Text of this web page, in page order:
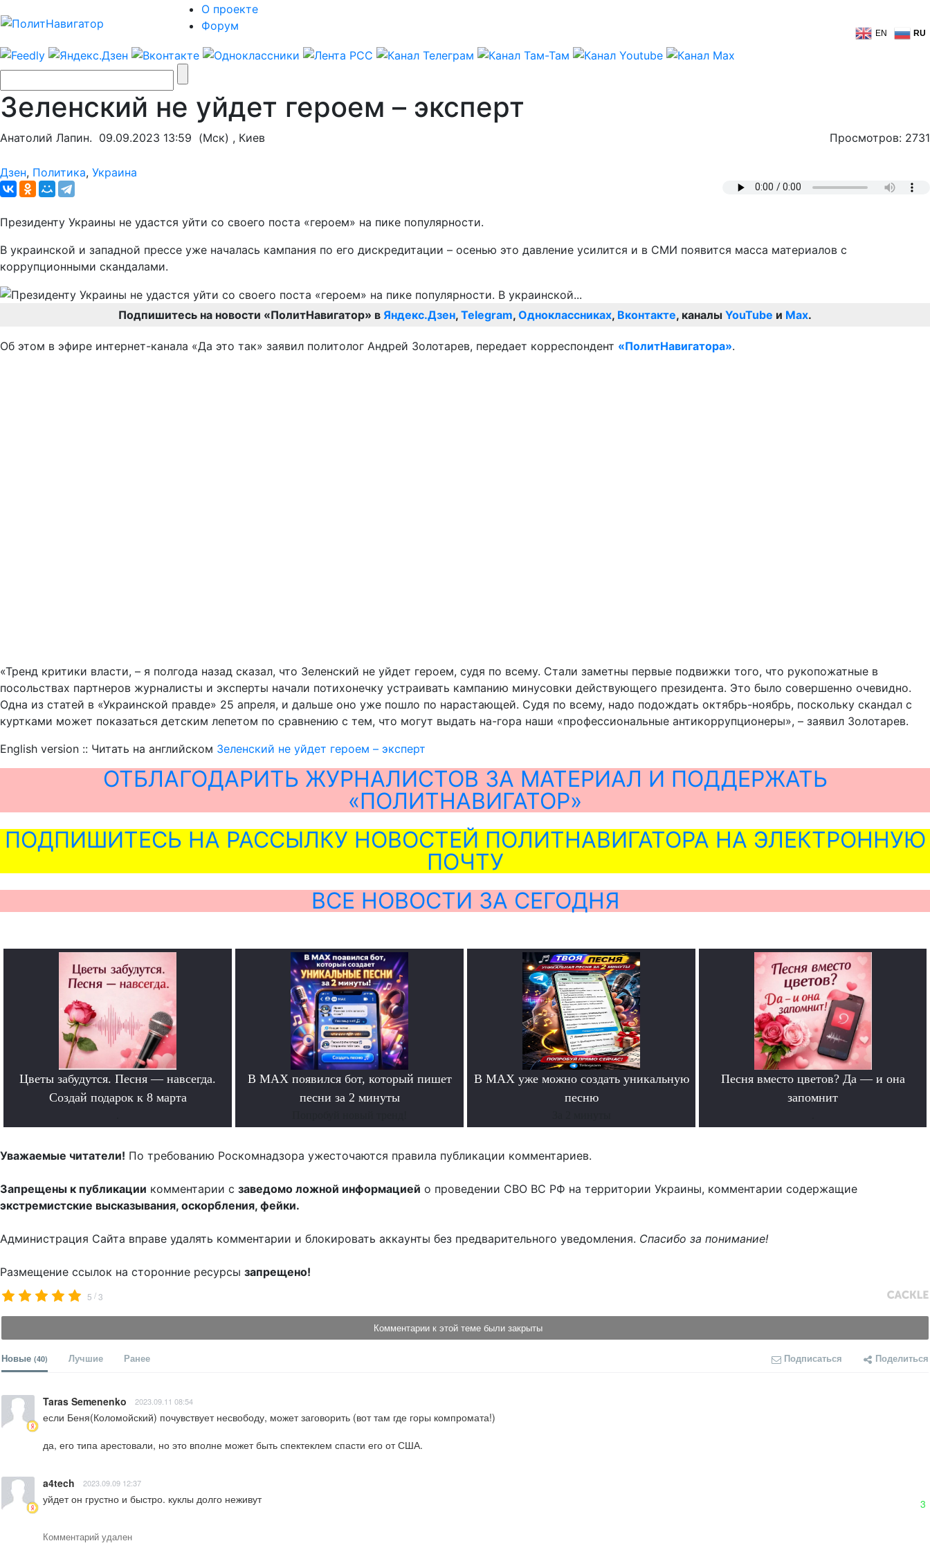
О проекте
Форум
EN RU
Зеленский не уйдет героем – эксперт
Анатолий Лапин. 09.09.2023 13:59 (Мск) , Киев Просмотров: 2731
Дзен, Политика, Украина
Президенту Украины не удастся уйти со своего поста «героем» на пике популярности.
В украинской и западной прессе уже началась кампания по его дискредитации – осенью это давление усилится и в СМИ появится масса материалов с
коррупционными скандалами.
Подпишитесь на новости «ПолитНавигатор» в Яндекс.Дзен, Telegram, Одноклассниках, Вконтакте, каналы YouTube и Max.
Об этом в эфире интернет-канала «Да это так» заявил политолог Андрей Золотарев, передает корреспондент «ПолитНавигатора».
«Тренд критики власти, – я полгода назад сказал, что Зеленский не уйдет героем, судя по всему. Стали заметны первые подвижки того, что рукопожатные в
посольствах партнеров журналисты и эксперты начали потихонечку устраивать кампанию минусовки действующего президента. Это было совершенно очевидно.
Одна из статей в «Украинской правде» 25 апреля, и дальше оно уже пошло по нарастающей. Судя по всему, надо подождать октябрь-ноябрь, поскольку скандал с
куртками может показаться детским лепетом по сравнению с тем, что могут выдать на-гора наши «профессиональные антикоррупционеры», – заявил Золотарев.
English version :: Читать на английском Зеленский не уйдет героем – эксперт
ОТБЛАГОДАРИТЬ ЖУРНАЛИСТОВ ЗА МАТЕРИАЛ И ПОДДЕРЖАТЬ
«ПОЛИТНАВИГАТОР»
ПОДПИШИТЕСЬ НА РАССЫЛКУ НОВОСТЕЙ ПОЛИТНАВИГАТОРА НА ЭЛЕКТРОННУЮ
ПОЧТУ
ВСЕ НОВОСТИ ЗА СЕГОДНЯ
Цветы забудутся. Песня — навсегда.
Создай подарок к 8 марта
В MAX появился бот, который пишет
песни за 2 минуты
В MAX уже можно создать уникальную
песню
Песня вместо цветов? Да — и она
запомнит
Уважаемые читатели! По требованию Роскомнадзора ужесточаются правила публикации комментариев.
Запрещены к публикации комментарии с заведомо ложной информацией о проведении СВО ВС РФ на территории Украины, комментарии содержащие
экстремистские высказывания, оскорбления, фейки.
Администрация Сайта вправе удалять комментарии и блокировать аккаунты без предварительного уведомления. Спасибо за понимание!
Размещение ссылок на сторонние ресурсы запрещено!
5 /3
Комментарии к этой теме были закрыты
Новые (40) Лучшие Ранее Подписаться Поделиться
Taras Semenenko 2023.09.11 08:54
если Беня(Коломойский) почувствует несвободу, может заговорить (вот там где горы компромата!)
да, его типа арестовали, но это вполне может быть спектеклем спасти его от США.
a4tech 2023.09.09 12:37
уйдет он грустно и быстро. куклы долго неживут 3
Комментарий удален